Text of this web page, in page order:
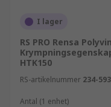
I lager
RS PRO Rensa
HTK150
RS-artikelnummer 234-
Antal (1 enhet)